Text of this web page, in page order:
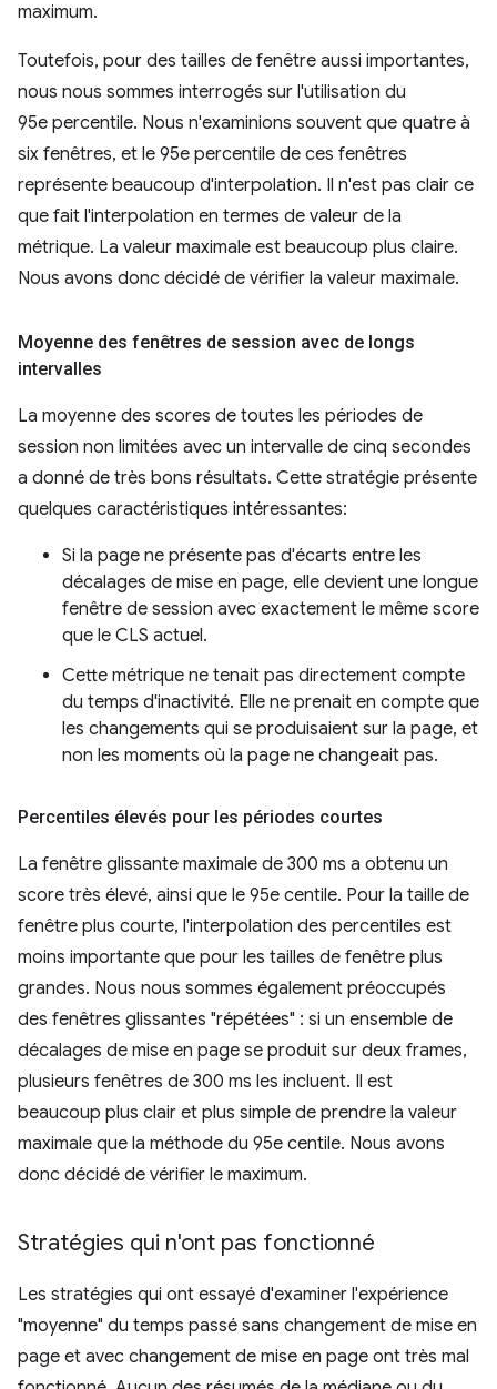
maximum.
Toutefois, pour des tailles de fenêtre aussi importantes,
nous nous sommes interrogés sur l'utilisation du
95e percentile. Nous n'examinions souvent que quatre à
six fenêtres, et le 95e percentile de ces fenêtres
représente beaucoup d'interpolation. Il n'est pas clair ce
que fait l'interpolation en termes de valeur de la
métrique. La valeur maximale est beaucoup plus claire.
Nous avons donc décidé de vérifier la valeur maximale.
Moyenne des fenêtres de session avec de longs
intervalles
La moyenne des scores de toutes les périodes de
session non limitées avec un intervalle de cinq secondes
a donné de très bons résultats. Cette stratégie présente
quelques caractéristiques intéressantes:
Si la page ne présente pas d'écarts entre les
décalages de mise en page, elle devient une longue
fenêtre de session avec exactement le même score
que le CLS actuel.
Cette métrique ne tenait pas directement compte
du temps d'inactivité. Elle ne prenait en compte que
les changements qui se produisaient sur la page, et
non les moments où la page ne changeait pas.
Percentiles élevés pour les périodes courtes
La fenêtre glissante maximale de 300 ms a obtenu un
score très élevé, ainsi que le 95e centile. Pour la taille de
fenêtre plus courte, l'interpolation des percentiles est
moins importante que pour les tailles de fenêtre plus
grandes. Nous nous sommes également préoccupés
des fenêtres glissantes "répétées" : si un ensemble de
décalages de mise en page se produit sur deux frames,
plusieurs fenêtres de 300 ms les incluent. Il est
beaucoup plus clair et plus simple de prendre la valeur
maximale que la méthode du 95e centile. Nous avons
donc décidé de vérifier le maximum.
Stratégies qui n'ont pas fonctionné
Les stratégies qui ont essayé d'examiner l'expérience
"moyenne" du temps passé sans changement de mise en
page et avec changement de mise en page ont très mal